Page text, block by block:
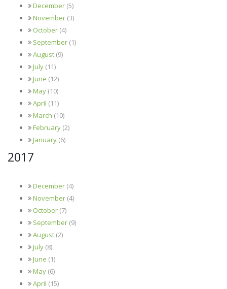
December (5)
November (3)
October (4)
September (1)
August (9)
July (11)
June (12)
May (10)
April (11)
March (10)
February (2)
January (6)
2017
December (4)
November (4)
October (7)
September (9)
August (2)
July (8)
June (1)
May (6)
April (15)